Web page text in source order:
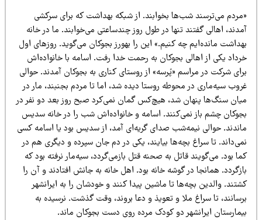
می‌ترسند شب‌ها بخوابند. از شبکه بهداشت که برای سرکشی
اهالی گفتند تنها در طول روز چندساعتی می‌‌خوابند. ما در خانه
مانده‌ایم چه کنیم.» این را بهورز بجوکان می‌گوید. روزهای اول
یکی از اهالی بجوکان به رحمت خدا رفت. اسامه با خانواده‌اش
شرکت در مراسم «پُرسه» از روستای کناری به بجوکان آمدند. حوالی
سیه‌ماری در محوطه روستا دیده شد، اما تا مردم بجنبند، مار در
سنگ‌ها پنهان شد،‌ هیچ‌کس گمان نمی‌کرد‌ صبح روز بعد دو نفر در
چشم باز نمی‌کنند. اسامه و خانواده‌اش شب را در خانه سدیس
حوالی نیمه‌شب صدای گریه‌ای آمد، از سدیس بود یا اسامه کسی
تا سراغ بچه‌ها بیایند، یکی در دم جان سپرده و دیگری هم در
بود. می‌گویند قاتل به صحنه قتل بازمی‌گردد،‌ سیه‌مار نرفته بود که
همانجا در گوشه خانه بود. اهل خانه به جانش افتادند و آن را
والدین بچه‌ها تا ماشین پیدا کنند و خودشان را به ایرانشهر
تا سراغ ملا و تعویذ و دعا بروند، وقت گذشت. نرسیده به
ایرانشهر دو کودک مرده روی دست بجوکان ماند.